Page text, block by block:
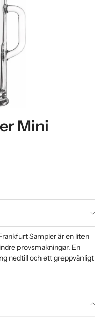
Mini
Sampler är en liten
provsmakningar. En
nedtill och ett greppvänligt